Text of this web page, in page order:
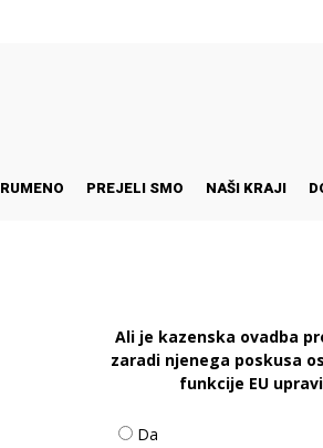
RUMENO PREJELI SMO NAŠI KRAJI
Ali je kazenska ovadba
zaradi njenega poskusa
funkcije EU
Da